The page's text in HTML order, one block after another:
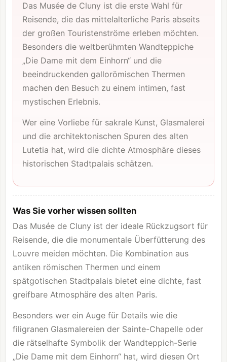
Das Musée de Cluny ist die erste Wahl für
Reisende, die das mittelalterliche Paris abseits
der großen Touristenströme erleben möchten.
Besonders die weltberühmten Wandteppiche
„Die Dame mit dem Einhorn“ und die
beeindruckenden gallorömischen Thermen
machen den Besuch zu einem intimen, fast
mystischen Erlebnis.
Wer eine Vorliebe für sakrale Kunst, Glasmalerei
und die architektonischen Spuren des alten
Lutetia hat, wird die dichte Atmosphäre dieses
historischen Stadtpalais schätzen.
Was Sie vorher wissen sollten
Das Musée de Cluny ist der ideale Rückzugsort für
Reisende, die die monumentale Überfütterung des
Louvre meiden möchten. Die Kombination aus
antiken römischen Thermen und einem
spätgotischen Stadtpalais bietet eine dichte, fast
greifbare Atmosphäre des alten Paris.
Besonders wer ein Auge für Details wie die
filigranen Glasmalereien der Sainte-Chapelle oder
die rätselhafte Symbolik der Wandteppich-Serie
„Die Dame mit dem Einhorn“ hat, wird diesen Ort